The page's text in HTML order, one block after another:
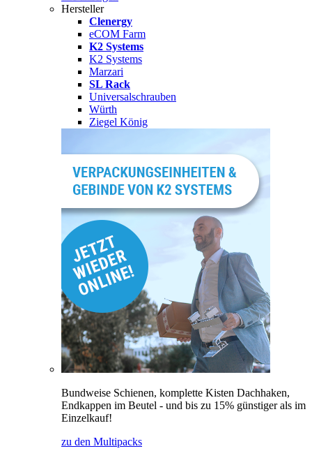
Hersteller
Clenergy
eCOM Farm
K2 Systems
K2 Systems
Marzari
SL Rack
Universalschrauben
Würth
Ziegel König
Bundweise Schienen, komplette Kisten Dachhaken,
Endkappen im Beutel - und bis zu 15% günstiger als im
Einzelkauf!
zu den Multipacks